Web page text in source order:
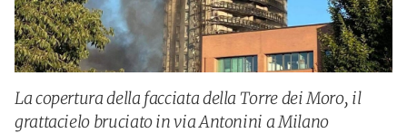
La copertura della facciata della Torre dei Moro, il
grattacielo bruciato in via Antonini a Milano